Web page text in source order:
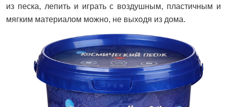
из песка, лепить и играть с воздушным, пластичным и
мягким материалом можно, не выходя из дома.